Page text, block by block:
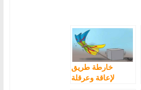
خارطة طريق
لإعاقة وعرقلة